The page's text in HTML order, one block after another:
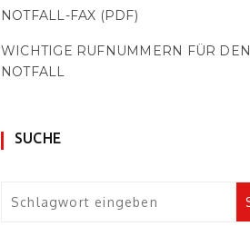
NOTFALL-FAX (PDF)
WICHTIGE RUFNUMMERN FÜR DEN
NOTFALL
SUCHE